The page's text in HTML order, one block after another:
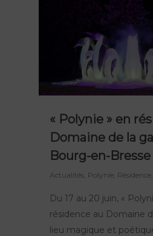
« Polynie » en
Domaine de la
Bourg-en-Bresse
Actualités Polynie Résidence
Du 17 au 20 juin, «
résidence au Domaine
lieu magique et